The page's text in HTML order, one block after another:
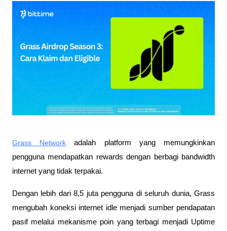
Grass Network adalah platform yang memungkinkan
pengguna mendapatkan rewards dengan berbagi bandwidth
internet yang tidak terpakai.
Dengan lebih dari 8,5 juta pengguna di seluruh dunia, Grass
mengubah koneksi internet idle menjadi sumber pendapatan
pasif melalui mekanisme poin yang terbagi menjadi Uptime